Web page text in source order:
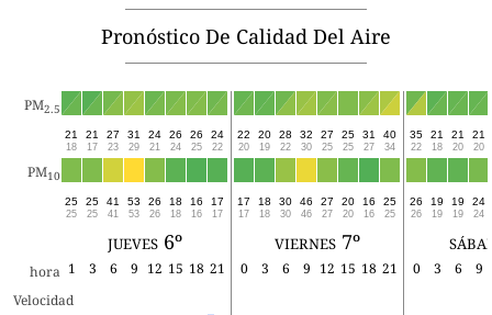
Pronóstico De Calidad Del Aire
PM2.5
21
18
21
17
27
23
31
29
24
21
26
24
26
25
24
22
22
20
20
19
28
22
32
30
27
25
25
25
31
27
40
34
35
22
21
18
21
20
21
20
PM10
25
25
25
25
41
41
53
53
26
26
18
18
16
16
17
17
17
17
18
18
30
30
46
46
27
27
20
20
16
16
25
25
26
26
19
19
19
19
24
24
jueves 6º viernes 7º
hora 1 3 6 9 12 15 18 21 0 3 6 9 12 15 18 21 0 3 6
9
Velocidad